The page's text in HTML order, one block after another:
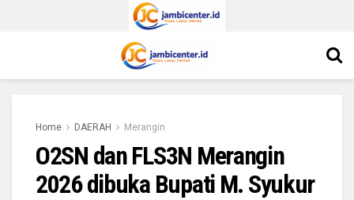
Home DAERAH Merangin
O2SN dan FLS3N Merangin
2026 dibuka Bupati M. Syukur